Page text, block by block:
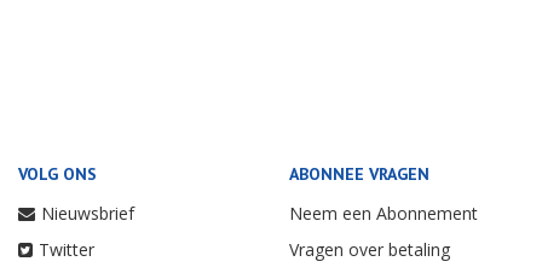
VOLG ONS
Nieuwsbrief
Twitter
ABONNEE VRAGEN
Neem een Abonnement
Vragen over betaling